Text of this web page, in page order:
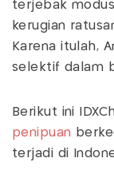
terjebak
kerugian
Karena itulah,
selektif dalam
Berikut ini
penipuan
terjadi di